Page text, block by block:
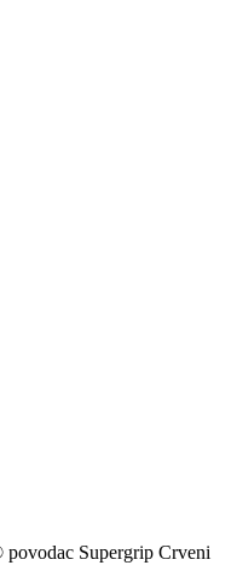
Supergrip Crveni